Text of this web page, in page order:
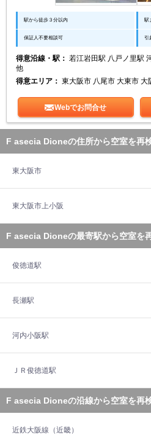
駅から徒歩３分以内 駅
保証人不要相談可 引
得意沿線・駅： 若江岩田駅 八戸ノ里駅
他
得意エリア： 東大阪市 八尾市 大東市
Webでお問合せ
F asecia Dioneの住所から空室を再
東大阪市
東大阪市上小阪
F asecia Dioneの最寄駅から空室を
俊徳道駅
長瀬駅
河内小阪駅
ＪＲ俊徳道駅
F asecia Dioneの沿線から空室を再
近鉄大阪線（近畿）